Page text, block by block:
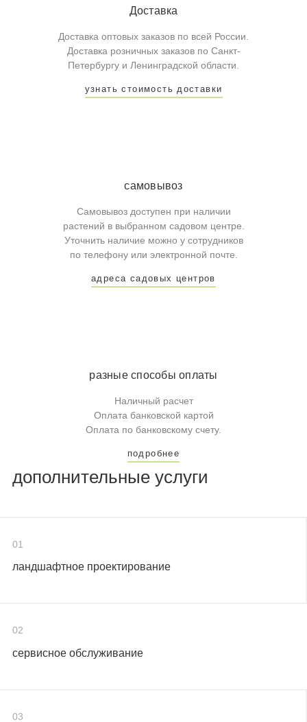
Доставка
Доставка оптовых заказов по всей России.
Доставка розничных заказов по Санкт-
Петербургу и Ленинградской области.
узнать стоимость доставки
самовывоз
Самовывоз доступен при наличии
растений в выбранном садовом центре.
Уточнить наличие можно у сотрудников
по телефону или электронной почте.
адреса садовых центров
разные способы оплаты
Наличный расчет
Оплата банковской картой
Оплата по банковскому счету.
подробнее
дополнительные услуги
01
ландшафтное проектирование
02
сервисное обслуживание
03